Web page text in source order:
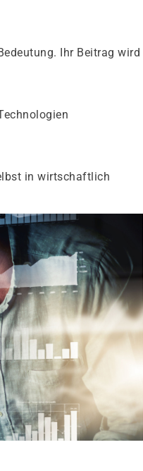
Ihr Beitrag wird
in wirtschaftlich